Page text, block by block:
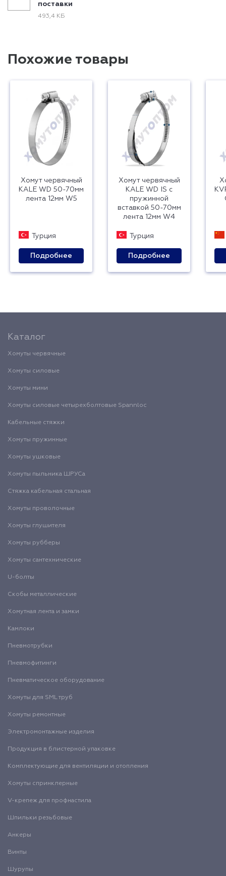
поставки
493,4 КБ
Похожие товары
Хомут червячный
KALE WD 50-70мм
лента 12мм W5
Турция
Подробнее
Хомут червячный
KALE WD IS с
пружинной
вставкой 50-70мм
лента 12мм W4
Турция
Подробнее
Каталог
Хомуты червячные
Хомуты силовые
Хомуты мини
Хомуты силовые четырехболтовые Spannloc
Кабельные стяжки
Хомуты пружинные
Хомуты ушковые
Хомуты пыльника ШРУСа
Стяжка кабельная стальная
Хомуты проволочные
Хомуты глушителя
Хомуты рубберы
Хомуты сантехнические
U-болты
Скобы металлические
Хомутная лента и замки
Камлоки
Пневмотрубки
Пневмофитинги
Пневматическое оборудование
Хомуты для SML труб
Хомуты ремонтные
Электромонтажные изделия
Продукция в блистерной упаковке
Комплектующие для вентиляции и отопления
Хомуты спринклерные
V-крепеж для профнастила
Шпильки резьбовые
Анкеры
Винты
Шурупы